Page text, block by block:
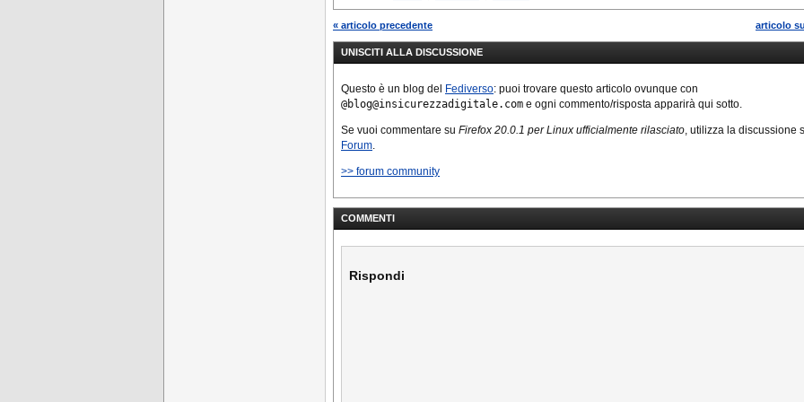
n • Il supporto di stampa è
rinnovato, con una nuova
« articolo precedente articolo
UNISCITI ALLA DISCUSSIONE
Questo è un blog del Fediverso: puoi trovare questo articolo ovunque con
@blog@insicurezzadigitale.com e ogni commento/risposta apparirà qui sotto.
Se vuoi commentare su Firefox 20.0.1 per Linux ufficialmente rilasciato , utilizza la discussione
Forum
>> forum community
COMMENTI
Rispondi